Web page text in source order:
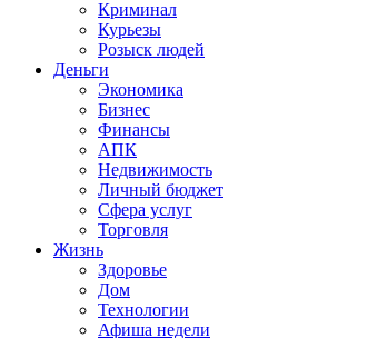
Криминал
Курьезы
Розыск людей
Деньги
Экономика
Бизнес
Финансы
АПК
Недвижимость
Личный бюджет
Сфера услуг
Торговля
Жизнь
Здоровье
Дом
Технологии
Афиша недели